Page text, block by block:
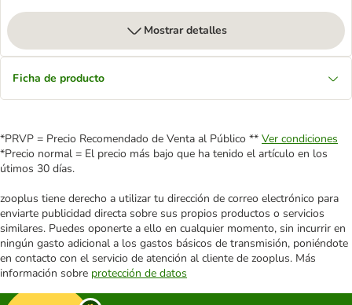
Mostrar detalles
Ficha de producto
*PRVP = Precio Recomendado de Venta al Público ** Ver condiciones
*Precio normal = El precio más bajo que ha tenido el artículo en los
útimos 30 días.
zooplus tiene derecho a utilizar tu dirección de correo electrónico para
enviarte publicidad directa sobre sus propios productos o servicios
similares. Puedes oponerte a ello en cualquier momento, sin incurrir en
ningún gasto adicional a los gastos básicos de transmisión, poniéndote
en contacto con el servicio de atención al cliente de zooplus. Más
información sobre protección de datos